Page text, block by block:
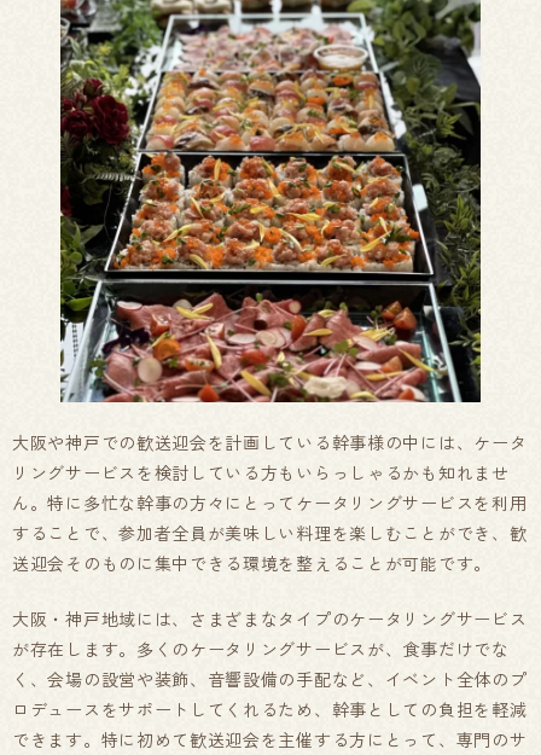
大阪や神戸での歓送迎会を計画している幹事様の中には、ケータ
リングサービスを検討している方もいらっしゃるかも知れませ
ん。特に多忙な幹事の方々にとってケータリングサービスを利用
することで、参加者全員が美味しい料理を楽しむことができ、歓
送迎会そのものに集中できる環境を整えることが可能です。
大阪・神戸地域には、さまざまなタイプのケータリングサービス
が存在します。多くのケータリングサービスが、食事だけでな
く、会場の設営や装飾、音響設備の手配など、イベント全体のプ
ロデュースをサポートしてくれるため、幹事としての負担を軽減
できます。特に初めて歓送迎会を主催する方にとって、専門のサ